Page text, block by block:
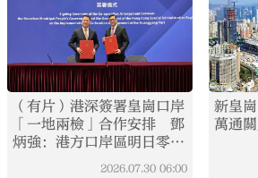
（有片）港深簽署皇崗口岸
「一地兩檢」合作安排 鄧
炳強：港方口岸區明日零時
2026.07.30 06:00
新皇
萬通